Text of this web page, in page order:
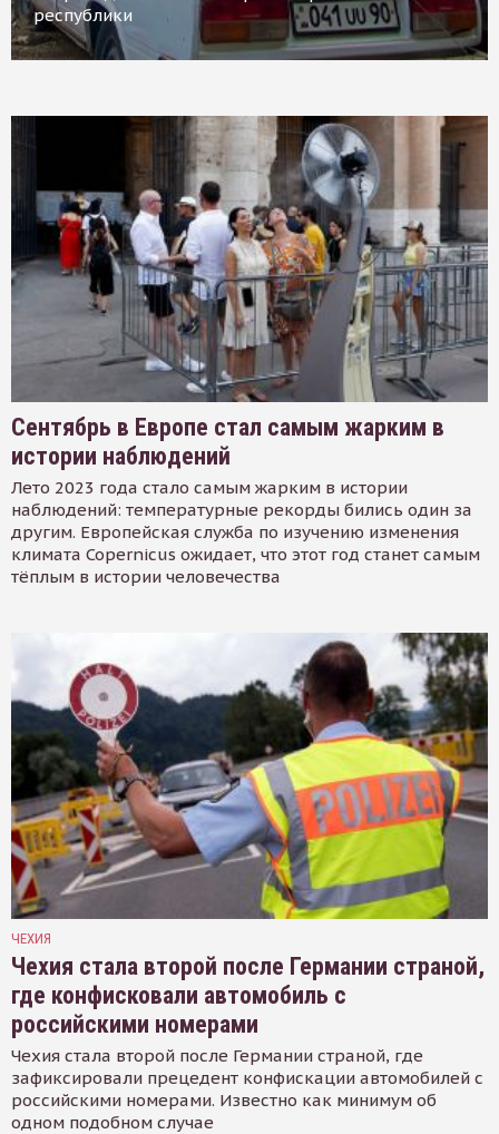
республики
Сентябрь в Европе стал самым жарким в
истории наблюдений
Лето 2023 года стало самым жарким в истории
наблюдений: температурные рекорды бились один за
другим. Европейская служба по изучению изменения
климата Copernicus ожидает, что этот год станет самым
тёплым в истории человечества
ЧЕХИЯ
Чехия стала второй после Германии страной,
где конфисковали автомобиль с
российскими номерами
Чехия стала второй после Германии страной, где
зафиксировали прецедент конфискации автомобилей с
российскими номерами. Известно как минимум об
одном подобном случае